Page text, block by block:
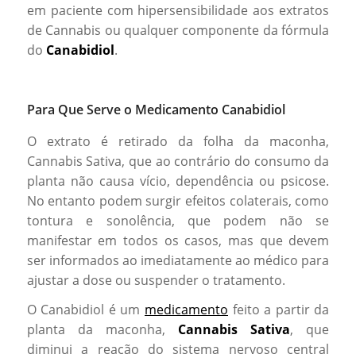
em paciente com hipersensibilidade aos extratos
de Cannabis ou qualquer componente da fórmula
do Canabidiol.
Para Que Serve o Medicamento Canabidiol
O extrato é retirado da folha da maconha,
Cannabis Sativa, que ao contrário do consumo da
planta não causa vício, dependência ou psicose.
No entanto podem surgir efeitos colaterais, como
tontura e sonolência, que podem não se
manifestar em todos os casos, mas que devem
ser informados ao imediatamente ao médico para
ajustar a dose ou suspender o tratamento.
O Canabidiol é um medicamento feito a partir da
planta da maconha, Cannabis Sativa, que
diminui a reação do sistema nervoso central